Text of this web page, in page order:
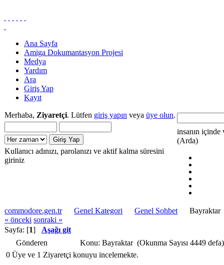
Ana Sayfa
Amiga Dokumantasyon Projesi
Medya
Yardım
Ara
Giriş Yap
Kayıt
Merhaba, Ziyaretçi. Lütfen giriş yapın veya üye olun.
Kullanıcı adınızı, parolanızı ve aktif kalma süresini
giriniz
insanın içinde
(Arda)
commodore.gen.tr Genel Kategori Genel Sohbet
Bayraktar
« önceki sonraki »
Sayfa: [1] Aşağı git
Gönderen
Konu: Bayraktar (Okunma Sayısı 4449 defa)
0 Üye ve 1 Ziyaretçi konuyu incelemekte.